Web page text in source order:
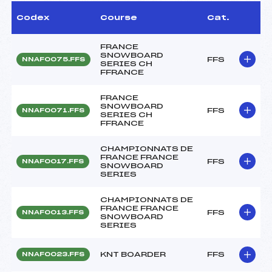
Codex Course Cat.
NNAF0075.FFS
FRANCE
SNOWBOARD
SERIES CH
FFRANCE
FFS
NNAF0071.FFS
FRANCE
SNOWBOARD
SERIES CH
FFRANCE
FFS
NNAF0017.FFS
CHAMPIONNATS DE
FRANCE FRANCE
SNOWBOARD
SERIES
FFS
NNAF0013.FFS
CHAMPIONNATS DE
FRANCE FRANCE
SNOWBOARD
SERIES
FFS
NNAF0023.FFS KNT BOARDER FFS